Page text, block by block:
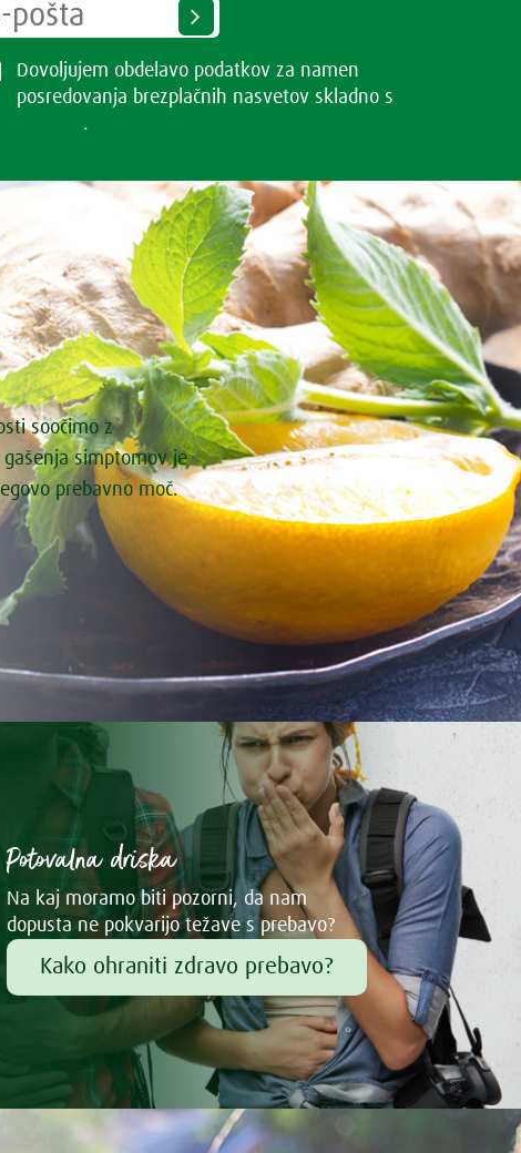
Dovoljujem obdelavo podatkov za namen
posredovanja brezplačnih nasvetov skladno s
.
soočimo z
simptomov je
prebavno moč.
Potovalna driska
Na kaj moramo biti pozorni, da nam
dopusta ne pokvarijo težave s prebavo?
Kako ohraniti zdravo prebavo?